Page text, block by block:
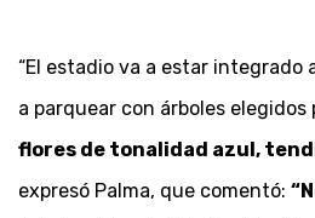
“El estadio va a estar integrado
a parquear con árboles elegidos
flores de tonalidad azul,
expresó Palma, que comentó: